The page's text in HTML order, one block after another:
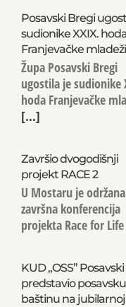
Posavski Bregi
sudionike XXIX.
Franjevačke mladeži
Župa Posavski Bregi
ugostila je sudionike
hoda Franjevačke
[...]
Završio dvogodišnji
projekt RACE 2
U Mostaru je održana
završna konferencija
projekta Race for Life
KUD „OSS”
predstavio posavsku
baštinu na